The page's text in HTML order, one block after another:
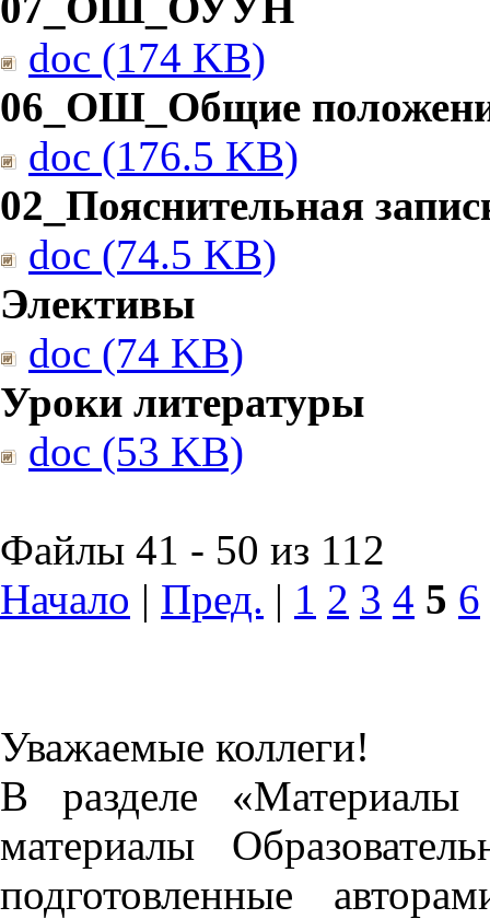
doc (174 KB)
06_ОШ_Общие
doc (176.5 KB)
02_Пояснительная
doc (74.5 KB)
Элективы
doc (74 KB)
Уроки литературы
doc (53 KB)
Файлы 41 - 50 из 112
Начало | Пред. | 1 2 3 4 5 6
Уважаемые коллеги!
В разделе «Материалы
материалы
подготовленные